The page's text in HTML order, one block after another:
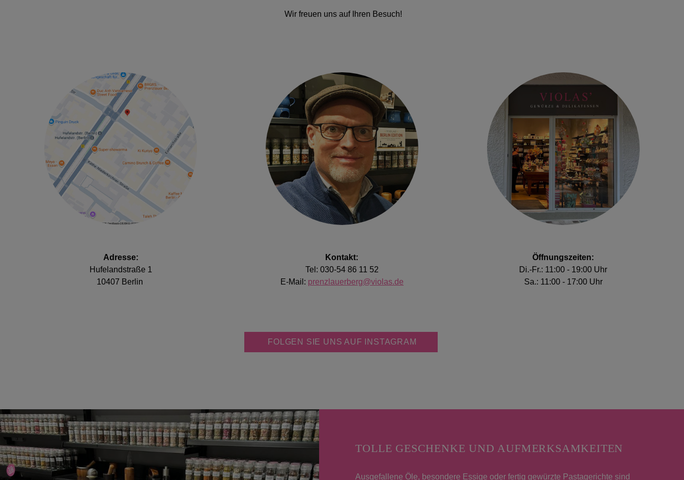
Wir freuen uns auf Ihren Besuch!
Adresse:
Hufelandstraße 1
10407 Berlin
Kontakt:
Tel: 030-54 86 11 52
E-Mail: prenzlauerberg@violas.de
Öffnungszeiten:
Di.-Fr.: 11:00 - 19:00 Uhr
Sa.: 11:00 - 17:00 Uhr
FOLGEN SIE UNS AUF INSTAGRAM
TOLLE GESCHENKE UND AUFMERKSAMKEITEN
Ausgefallene Öle, besondere Essige oder fertig gewürzte Pastagerichte sind